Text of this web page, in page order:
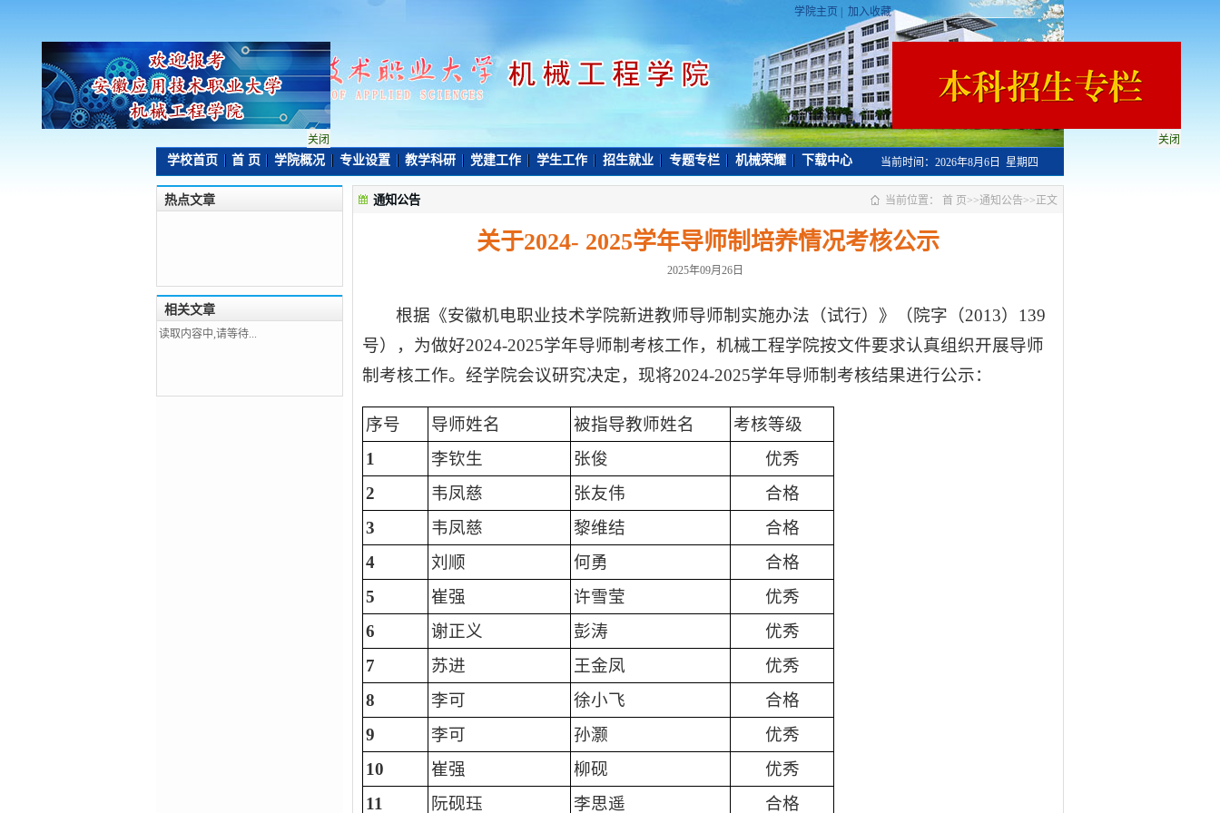
关闭
学院主页 加入收藏
学校首页 首 页 学院概况 专业设置 教学科研 党建工作 学生工作 招生就业 专题专栏 机械荣耀 下载中心 当前时间： 2026年8月6日 星期四
热点文章
相关文章
读取内容中,请等待...
通知公告 当前位置： 首 页 >>通知公告>>正文
关于2024- 2025学年导师制培养情况考核公示
2025年09月26日
根据《安徽机电职业技术学院新进教师导师制实施办法（试行）》（院字（2013）139
号），为做好2024-2025学年导师制考核工作，机械工程学院按文件要求认真组织开展导师
制考核工作。经学院会议研究决定，现将2024-2025学年导师制考核结果进行公示：
序号 导师姓名 被指导教师姓名
考核等级
1
李钦生 张俊
优秀
2
韦凤慈 张友伟
合格
3
韦凤慈 黎维结
合格
4
刘顺 何勇
合格
5
崔强 许雪莹
优秀
6
谢正义 彭涛
优秀
7
苏进 王金凤
优秀
8
李可 徐小飞
合格
9
李可 孙灏
优秀
10
崔强 柳砚
优秀
11
阮砚珏 李思遥 合格
关闭